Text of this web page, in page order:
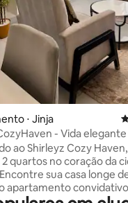
média de 5, 14 avaliações
⋅ Jinja
- Vida elegante
ao Shirleyz Cozy
quartos no coração da
sua casa longe
apartamento